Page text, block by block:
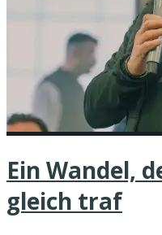
Ein Wandel,
gleich traf